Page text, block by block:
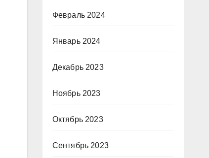
Февраль 2024
Январь 2024
Декабрь 2023
Ноябрь 2023
Октябрь 2023
Сентябрь 2023